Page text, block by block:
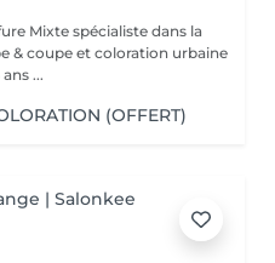
Mixte spécialiste dans la
& coupe et coloration urbaine
ans ...
(OFFERT)